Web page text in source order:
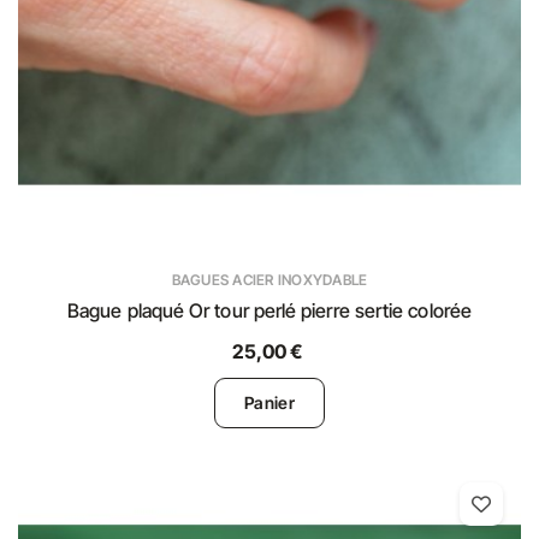
BAGUES ACIER INOXYDABLE
Bague plaqué Or tour perlé pierre sertie colorée
25,00 €
Panier